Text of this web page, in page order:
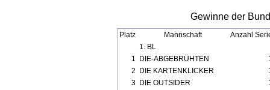
Gewinne der
Platz Mannschaft
Anzahl
1. BL
1
DIE-ABGEBRÜHTEN
2
DIE KARTENKLICKER
3
DIE OUTSIDER